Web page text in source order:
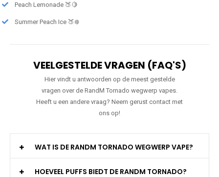
Peach Lemonade 🍑🍋
Summer Peach Ice 🍑❄️
VEELGESTELDE VRAGEN (FAQ'S)
Hier vindt u antwoorden op de meest gestelde
vragen over de RandM Tornado wegwerp vapes.
Heeft u een andere vraag? Neem gerust contact met
ons op!
WAT IS DE RANDM TORNADO WEGWERP VAPE?
HOEVEEL PUFFS BIEDT DE RANDM TORNADO?